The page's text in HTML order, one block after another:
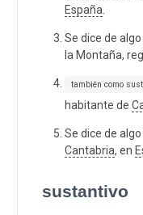
España
Se dice de
la Montaña,
también como
habitante de
Se dice de
Cantabria, en
sustantivo